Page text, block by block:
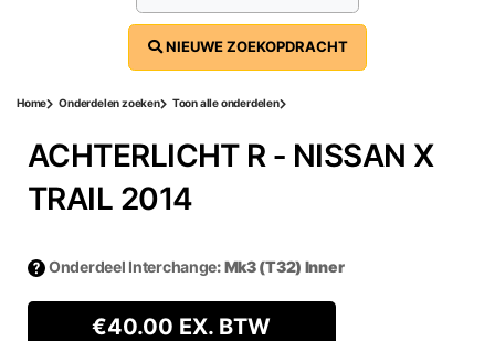
Home Onderdelen zoeken Toon alle onderdelen
NIEUWE ZOEKOPDRACHT
ACHTERLICHT R ‐ NISSAN X
TRAIL 2014
Onderdeel Interchange: Mk3 (T32) Inner
€40.00 EX. BTW